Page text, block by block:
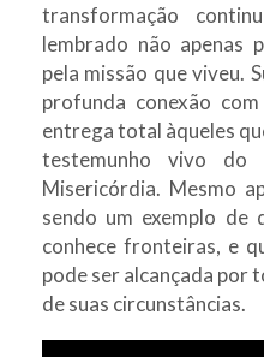
transformação
lembrado não apenas
pela missão que viveu.
profunda conexão
entrega total àqueles
testemunho vivo do
Misericórdia. Mesmo
sendo um exemplo de
conhece fronteiras, e
pode ser alcançada por
de suas circunstâncias.